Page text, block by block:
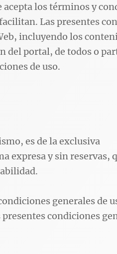
acepta los términos y
Las presentes
incluyendo los
del portal, de todos o
de uso.
es de la exclusiva
expresa y sin reservas,
generales de
condiciones